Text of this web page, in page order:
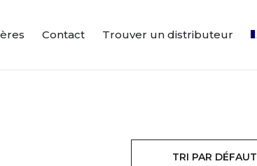
Contact Trouver un distributeur
TRI PAR DÉFAUT